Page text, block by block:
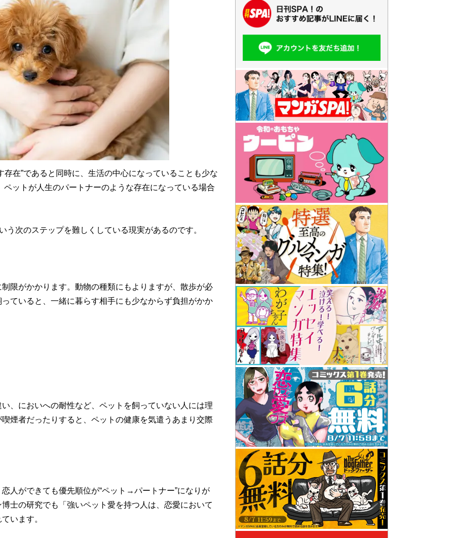
在”であると同時に、生活の中心になっていることも少な
ットが人生のパートナーのような存在になっている場合
次のステップを難しくしている現実があるのです。
限がかかります。動物の種類にもよりますが、散歩が必
ていると、一緒に暮らす相手にも少なからず負担がかか
においへの耐性など、ペットを飼っていない人には理
煙者だったりすると、ペットの健康を気遣うあまり交際
ができても優先順位が“ペット→パートナー”になりが
士の研究でも「強いペット愛を持つ人は、恋愛において
います。